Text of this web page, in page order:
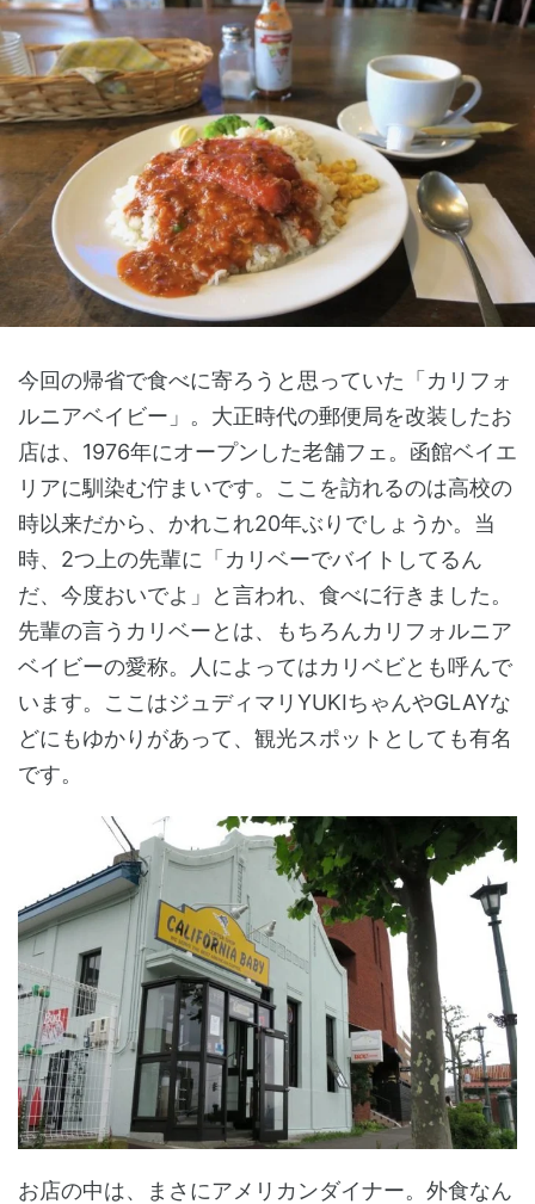
今回の帰省で食べに寄ろうと思っていた「カリフォ
ルニアベイビー」。大正時代の郵便局を改装したお
店は、1976年にオープンした老舗フェ。函館ベイエ
リアに馴染む佇まいです。ここを訪れるのは高校の
時以来だから、かれこれ20年ぶりでしょうか。当
時、2つ上の先輩に「カリベーでバイトしてるん
だ、今度おいでよ」と言われ、食べに行きました。
先輩の言うカリベーとは、もちろんカリフォルニア
ベイビーの愛称。人によってはカリベビとも呼んで
います。ここはジュディマリYUKIちゃんやGLAYな
どにもゆかりがあって、観光スポットとしても有名
です。
お店の中は、まさにアメリカンダイナー。外食なん